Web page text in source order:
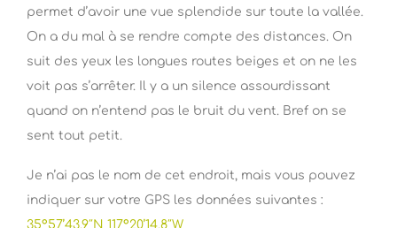
permet d’avoir une vue splendide sur toute la vallée.
On a du mal à se rendre compte des distances. On
suit des yeux les longues routes beiges et on ne les
voit pas s’arrêter. Il y a un silence assourdissant
quand on n’entend pas le bruit du vent. Bref on se
sent tout petit.
Je n’ai pas le nom de cet endroit, mais vous pouvez
indiquer sur votre GPS les données suivantes :
35°57’43.9″N 117°20’14.8″W